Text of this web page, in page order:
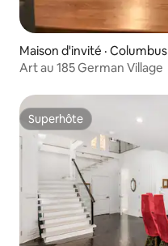
Maison d'invité · Columbus
Art au 185 German Village
Superhôte
Superhôte